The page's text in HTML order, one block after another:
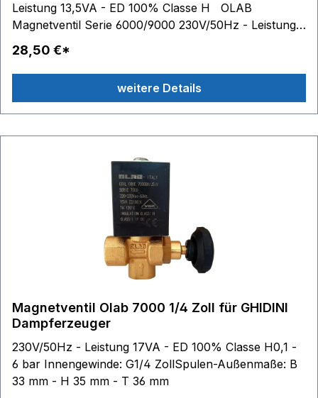
Leistung 13,5VA - ED 100% Classe H OLAB
Magnetventil Serie 6000/9000 230V/50Hz - Leistung
9-12,5VA - ED 100% Classe H passend für: Magic:
728 - 735 - 357 - 706 * Premium Evolution II Modell
780 Steamax 712 G2 Modell 735 Evolution 723 728
357 706 weitere Modelle bitte anfragen im
Lieferumfang enthalten: 1 Dampfschlauchklemme
28,50 €*
weitere Details
Magnetventil Olab 7000 1/4 Zoll für GHIDINI
Dampferzeuger
230V/50Hz - Leistung 17VA - ED 100% Classe H0,1 -
6 bar Innengewinde: G1/4 ZollSpulen-Außenmaße: B